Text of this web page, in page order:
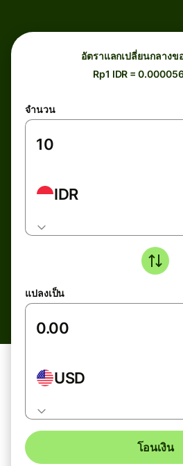
อัตราแลกเปลี่ยนกลางข
Rp1 IDR =
จำนวน
IDR
แปลงเป็น
USD
โอนเงิน